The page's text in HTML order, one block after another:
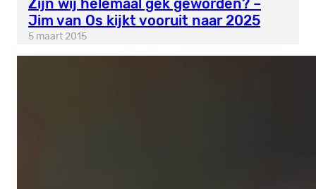
Zijn wij helemáál gek geworden? –
Jim van Os kijkt vooruit naar 2025
5 maart 2015